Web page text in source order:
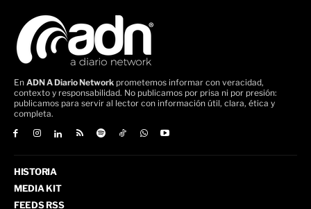
En ADN A Diario Network prometemos informar con veracidad,
contexto y responsabilidad. No publicamos por prisa ni por presión:
publicamos para servir al lector con información útil, clara, ética y
completa.
HISTORIA
MEDIA KIT
FEEDS RSS